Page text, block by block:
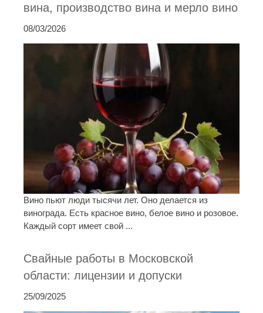
вина, производство вина и мерло вино
08/03/2026
Вино пьют люди тысячи лет. Оно делается из
винограда. Есть красное вино, белое вино и розовое.
Каждый сорт имеет свой ...
Свайные работы в Московской
области: лицензии и допуски
25/09/2025